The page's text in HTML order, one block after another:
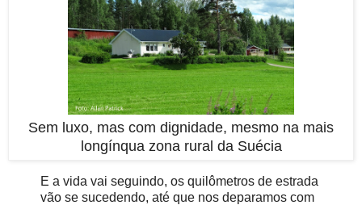
Sem luxo, mas com dignidade, mesmo na mais
longínqua zona rural da Suécia
E a vida vai seguindo, os quilômetros de estrada
vão se sucedendo, até que nos deparamos com